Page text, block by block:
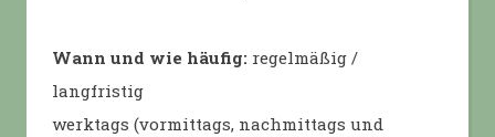
Wann und wie häufig:regelmäßig /
langfristig
werktags (vormittags, nachmittags und